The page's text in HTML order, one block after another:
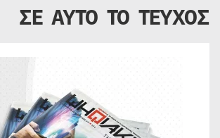
ΣΕ ΑΥΤΟ ΤΟ ΤΕΥΧΟΣ